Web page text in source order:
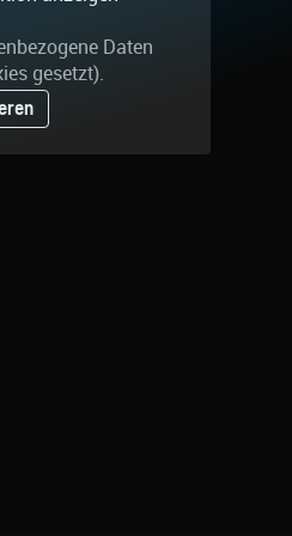
Daten
gesetzt).